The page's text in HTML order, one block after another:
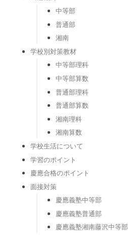
中等部
普通部
湘南
学校別対策教材
中等部理科
中等部算数
普通部理科
普通部算数
湘南理科
湘南算数
学校生活について
学習のポイント
慶應合格のポイント
面接対策
慶應義塾中等部
慶應義塾普通部
慶應義塾湘南藤沢中等部